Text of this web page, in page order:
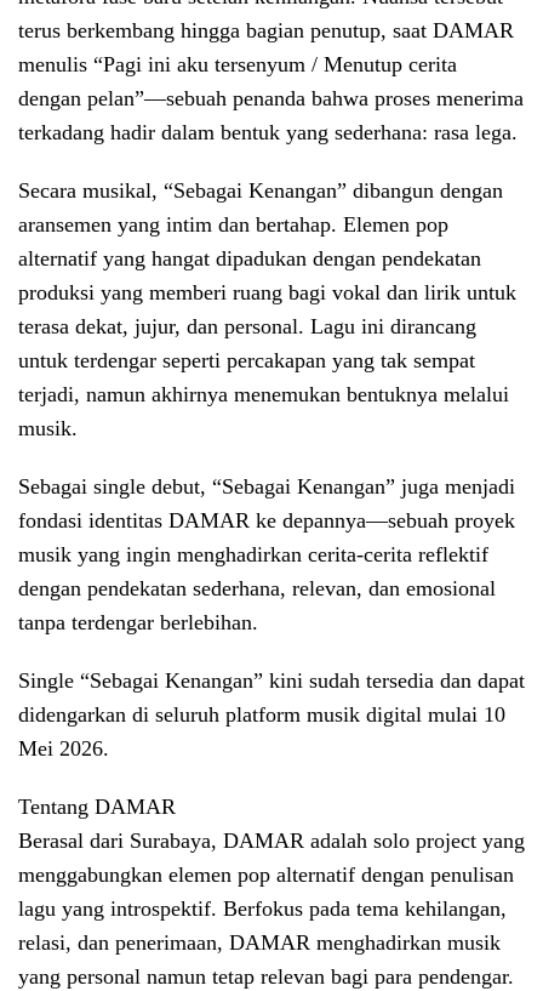
terus berkembang hingga bagian penutup, saat DAMAR
menulis “Pagi ini aku tersenyum / Menutup cerita
dengan pelan”—sebuah penanda bahwa proses menerima
terkadang hadir dalam bentuk yang sederhana: rasa lega.
Secara musikal, “Sebagai Kenangan” dibangun dengan
aransemen yang intim dan bertahap. Elemen pop
alternatif yang hangat dipadukan dengan pendekatan
produksi yang memberi ruang bagi vokal dan lirik untuk
terasa dekat, jujur, dan personal. Lagu ini dirancang
untuk terdengar seperti percakapan yang tak sempat
terjadi, namun akhirnya menemukan bentuknya melalui
musik.
Sebagai single debut, “Sebagai Kenangan” juga menjadi
fondasi identitas DAMAR ke depannya—sebuah proyek
musik yang ingin menghadirkan cerita-cerita reflektif
dengan pendekatan sederhana, relevan, dan emosional
tanpa terdengar berlebihan.
Single “Sebagai Kenangan” kini sudah tersedia dan dapat
didengarkan di seluruh platform musik digital mulai 10
Mei 2026.
Tentang DAMAR
Berasal dari Surabaya, DAMAR adalah solo project yang
menggabungkan elemen pop alternatif dengan penulisan
lagu yang introspektif. Berfokus pada tema kehilangan,
relasi, dan penerimaan, DAMAR menghadirkan musik
yang personal namun tetap relevan bagi para pendengar.